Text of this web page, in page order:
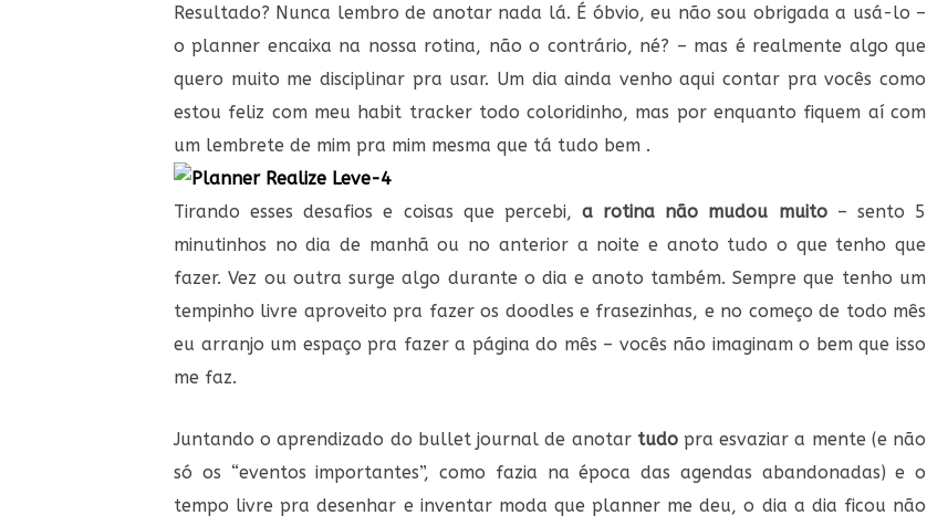
Resultado? Nunca lembro de anotar nada lá. É óbvio, eu não sou obrigada a usá-lo –
o planner encaixa na nossa rotina, não o contrário, né? – mas é realmente algo que
quero muito me disciplinar pra usar. Um dia ainda venho aqui contar pra vocês como
estou feliz com meu habit tracker todo coloridinho, mas por enquanto fiquem aí com
um lembrete de mim pra mim mesma que tá tudo bem .
Tirando esses desafios e coisas que percebi, a rotina não mudou muito– sento 5
minutinhos no dia de manhã ou no anterior a noite e anoto tudo o que tenho que
fazer. Vez ou outra surge algo durante o dia e anoto também. Sempre que tenho um
tempinho livre aproveito pra fazer os doodles e frasezinhas, e no começo de todo mês
eu arranjo um espaço pra fazer a página do mês – vocês não imaginam o bem que isso
me faz.
Juntando o aprendizado do bullet journal de anotar tudo pra esvaziar a mente (e não
só os “eventos importantes”, como fazia na época das agendas abandonadas) e o
tempo livre pra desenhar e inventar moda que planner me deu, o dia a dia ficou não